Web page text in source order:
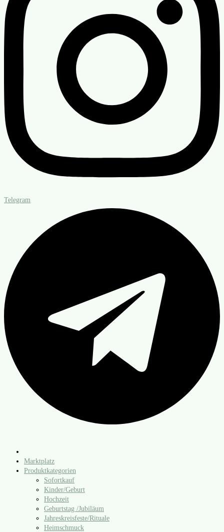
Telegram
Marktplatz
Produktkategorien
Sofortkauf
Kinder/​Geburt
Hochzeit
Geburtstag /​Jubiläum
Jahreskreisfeste/​Rituale
Heimschmuck